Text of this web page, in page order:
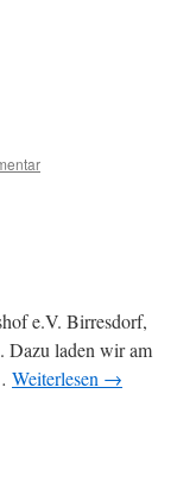
e.V. Birresdorf,
Dazu laden wir am
Weiterlesen →